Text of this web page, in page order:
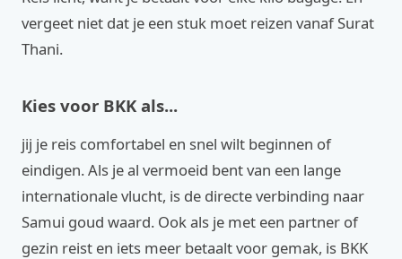
vergeet niet dat je een stuk moet reizen vanaf Surat
Thani.
Kies voor BKK als...
jij je reis comfortabel en snel wilt beginnen of
eindigen. Als je al vermoeid bent van een lange
internationale vlucht, is de directe verbinding naar
Samui goud waard. Ook als je met een partner of
gezin reist en iets meer betaalt voor gemak, is BKK